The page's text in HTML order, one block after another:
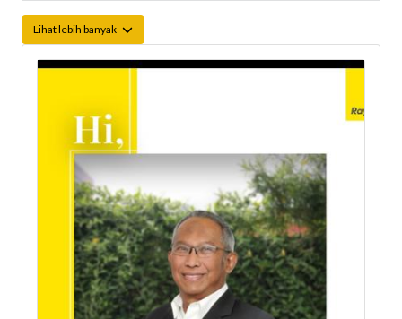
Lihat lebih banyak